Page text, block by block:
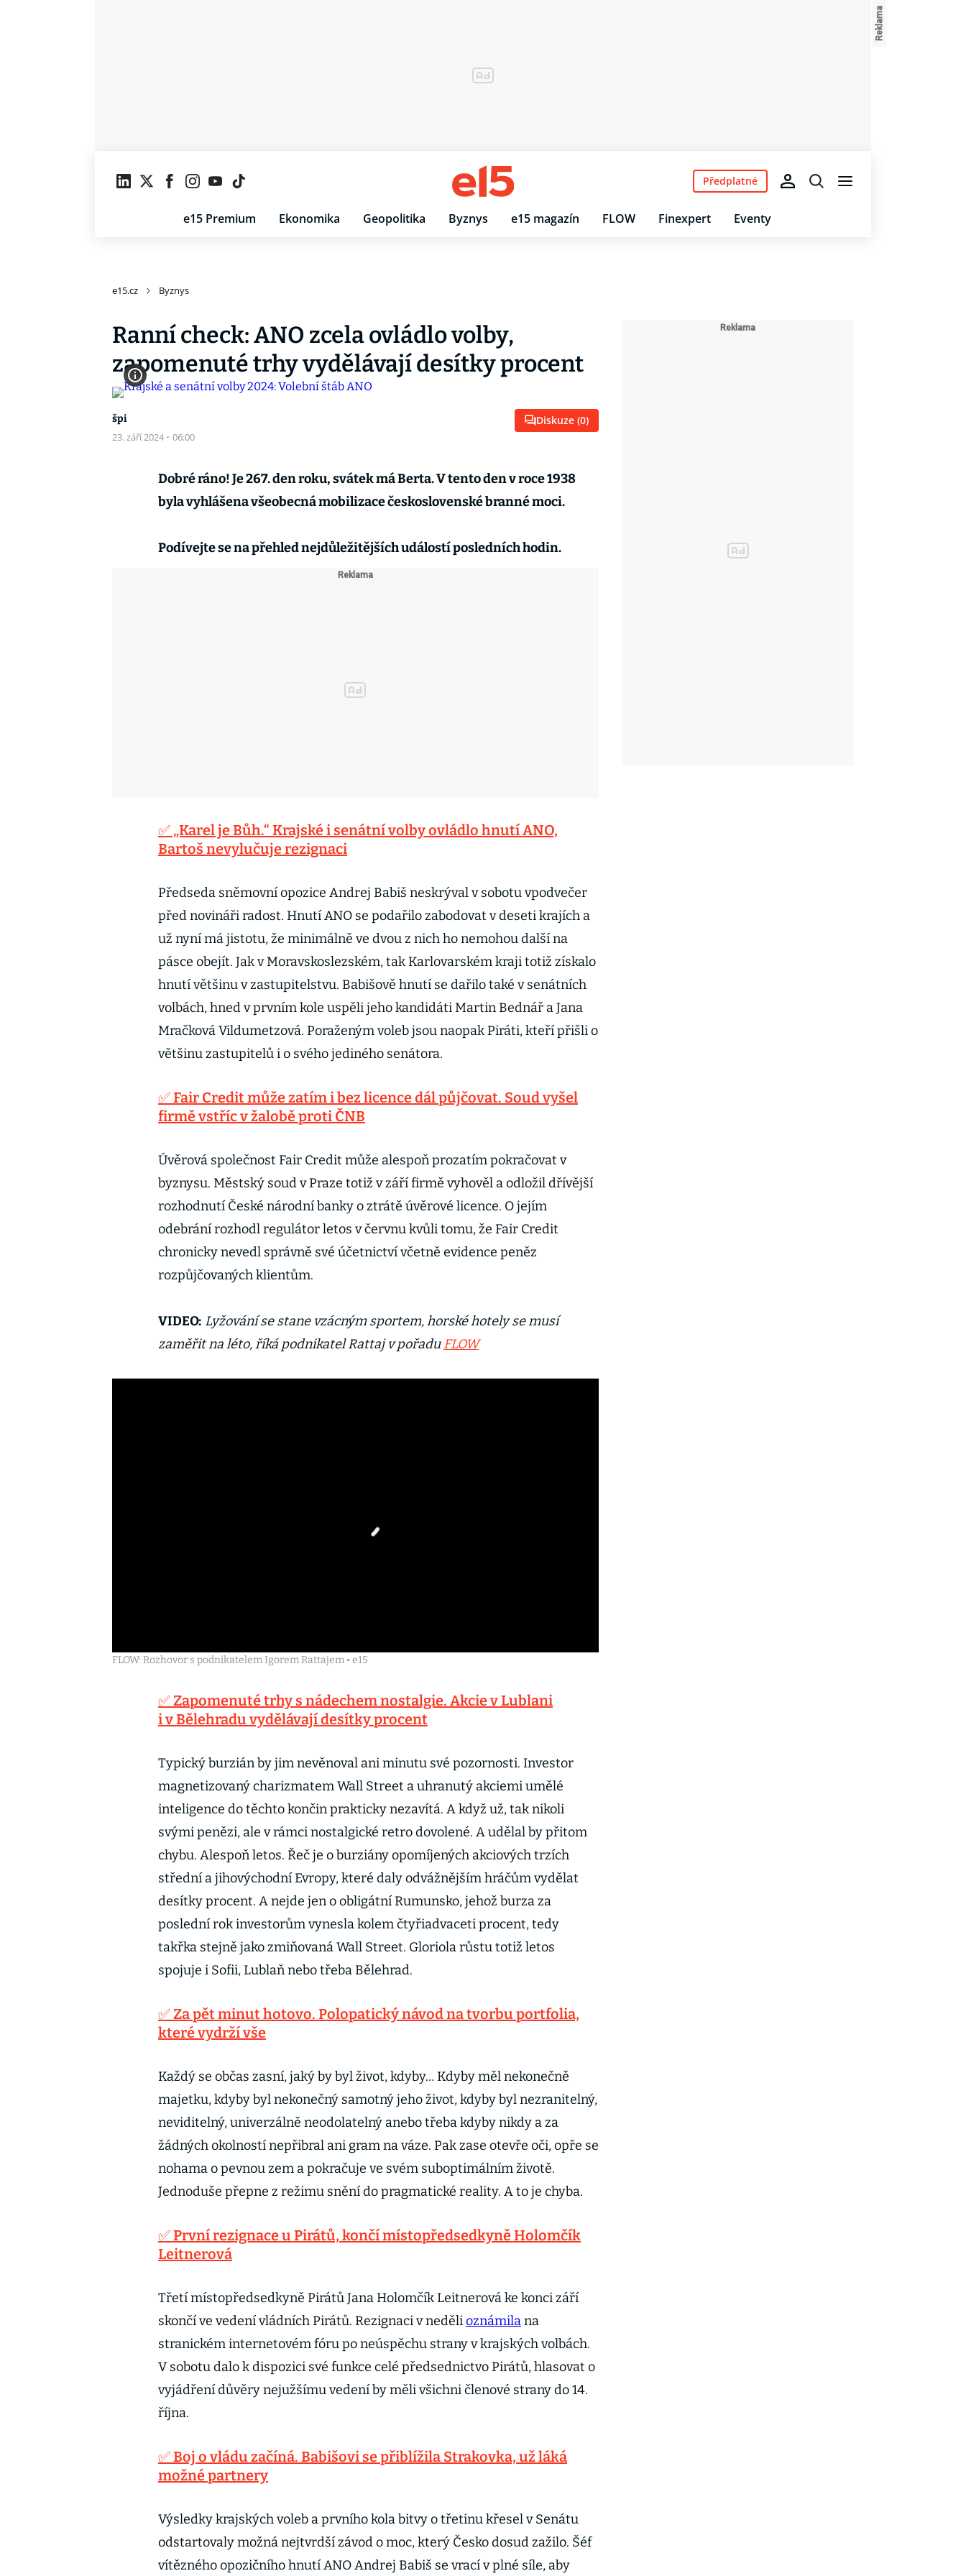
e15 Premium Ekonomika Geopolitika Byznys e15 magazín FLOW Finexpert Eventy
Předplatné
e15.cz Byznys
Ranní check: ANO zcela ovládlo volby,
zapomenuté trhy vydělávají desítky procent
špi
23. září 2024 · 06:00
Diskuze (0)
Dobré ráno! Je 267. den roku, svátek má Berta. V tento den v roce 1938
byla vyhlášena všeobecná mobilizace československé branné moci.
Podívejte se na přehled nejdůležitějších událostí posledních hodin.
✅ „Karel je Bůh.“ Krajské i senátní volby ovládlo hnutí ANO,
Bartoš nevylučuje rezignaci
Předseda sněmovní opozice Andrej Babiš neskrýval v sobotu vpodvečer
před novináři radost. Hnutí ANO se podařilo zabodovat v deseti krajích a
už nyní má jistotu, že minimálně ve dvou z nich ho nemohou další na
pásce obejít. Jak v Moravskoslezském, tak Karlovarském kraji totiž získalo
hnutí většinu v zastupitelstvu. Babišově hnutí se dařilo také v senátních
volbách, hned v prvním kole uspěli jeho kandidáti Martin Bednář a Jana
Mračková Vildumetzová. Poraženým voleb jsou naopak Piráti, kteří přišli o
většinu zastupitelů i o svého jediného senátora.
✅ Fair Credit může zatím i bez licence dál půjčovat. Soud vyšel
firmě vstříc v žalobě proti ČNB
Úvěrová společnost Fair Credit může alespoň prozatím pokračovat v
byznysu. Městský soud v Praze totiž v září firmě vyhověl a odložil dřívější
rozhodnutí České národní banky o ztrátě úvěrové licence. O jejím
odebrání rozhodl regulátor letos v červnu kvůli tomu, že Fair Credit
chronicky nevedl správně své účetnictví včetně evidence peněz
rozpůjčovaných klientům.
VIDEO: Lyžování se stane vzácným sportem, horské hotely se musí
zaměřit na léto, říká podnikatel Rattaj v pořaduFLOW
FLOW: Rozhovor s podnikatelem Igorem Rattajem • e15
✅ Zapomenuté trhy s nádechem nostalgie. Akcie v Lublani
i v Bělehradu vydělávají desítky procent
Typický burzián by jim nevěnoval ani minutu své pozornosti. Investor
magnetizovaný charizmatem Wall Street a uhranutý akciemi umělé
inteligence do těchto končin prakticky nezavítá. A když už, tak nikoli
svými penězi, ale v rámci nostalgické retro dovolené. A udělal by přitom
chybu. Alespoň letos. Řeč je o burziány opomíjených akciových trzích
střední a jihovýchodní Evropy, které daly odvážnějším hráčům vydělat
desítky procent. A nejde jen o obligátní Rumunsko, jehož burza za
poslední rok investorům vynesla kolem čtyřiadvaceti procent, tedy
takřka stejně jako zmiňovaná Wall Street. Gloriola růstu totiž letos
spojuje i Sofii, Lublaň nebo třeba Bělehrad.
✅ Za pět minut hotovo. Polopatický návod na tvorbu portfolia,
které vydrží vše
Každý se občas zasní, jaký by byl život, kdyby… Kdyby měl nekonečně
majetku, kdyby byl nekonečný samotný jeho život, kdyby byl nezranitelný,
neviditelný, univerzálně neodolatelný anebo třeba kdyby nikdy a za
žádných okolností nepřibral ani gram na váze. Pak zase otevře oči, opře se
nohama o pevnou zem a pokračuje ve svém suboptimálním životě.
Jednoduše přepne z režimu snění do pragmatické reality. A to je chyba.
✅ První rezignace u Pirátů, končí místopředsedkyně Holomčík
Leitnerová
Třetí místopředsedkyně Pirátů Jana Holomčík Leitnerová ke konci září
skončí ve vedení vládních Pirátů. Rezignaci v nedělioznámilana
stranickém internetovém fóru po neúspěchu strany v krajských volbách.
V sobotu dalo k dispozici své funkce celé předsednictvo Pirátů, hlasovat o
vyjádření důvěry nejužšímu vedení by měli všichni členové strany do 14.
října.
✅ Boj o vládu začíná. Babišovi se přiblížila Strakovka, už láká
možné partnery
Výsledky krajských voleb a prvního kola bitvy o třetinu křesel v Senátu
odstartovaly možná nejtvrdší závod o moc, který Česko dosud zažilo. Šéf
vítězného opozičního hnutí ANO Andrej Babiš se vrací v plné síle, aby